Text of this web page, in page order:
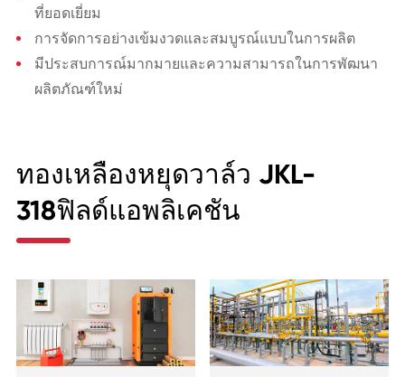
ที่ยอดเยี่ยม
การจัดการอย่างเข้มงวดและสมบูรณ์แบบในการผลิต
มีประสบการณ์มากมายและความสามารถในการพัฒนา
ผลิตภัณฑ์ใหม่
ทองเหลืองหยุดวาล์ว JKL-
318ฟิลด์แอพลิเคชัน